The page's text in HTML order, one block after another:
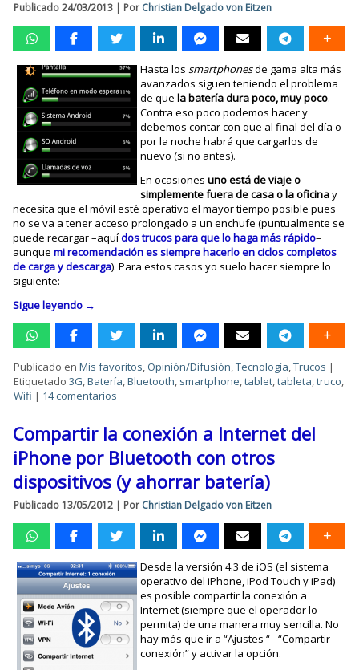
Publicado 24/03/2013 | Por Christian Delgado von Eitzen
Hasta los smartphonesde gama alta más
avanzados siguen teniendo el problema
de que la batería dura poco, muy poco.
Contra eso poco podemos hacer y
debemos contar con que al final del día o
por la noche habrá que cargarlos de
nuevo (si no antes).
En ocasiones uno está de viaje o
simplemente fuera de casa o la oficinay
necesita que el móvil esté operativo el mayor tiempo posible pues
no se va a tener acceso prolongado a un enchufe (puntualmente se
puede recargar –aquídos trucos para que lo haga más rápido–
aunquemi recomendación es siempre hacerlo en ciclos completos
de carga y descarga). Para estos casos yo suelo hacer siempre lo
siguiente:
Sigue leyendo →
Publicado en Mis favoritos, Opinión/Difusión,Tecnología,Trucos |
Etiquetado 3G,Batería,Bluetooth, smartphone,tablet,tableta,truco,
Wifi | 14 comentarios
Compartir la conexión a Internet del
iPhone por Bluetooth con otros
dispositivos (y ahorrar batería)
Publicado 13/05/2012 | Por Christian Delgado von Eitzen
Desde la versión 4.3 de iOS (el sistema
operativo del iPhone, iPod Touch y iPad)
es posible compartir la conexión a
Internet (siempre que el operador lo
permita) de una manera muy sencilla. No
hay más que ir a “Ajustes “– “Compartir
conexión” y activar la opción.